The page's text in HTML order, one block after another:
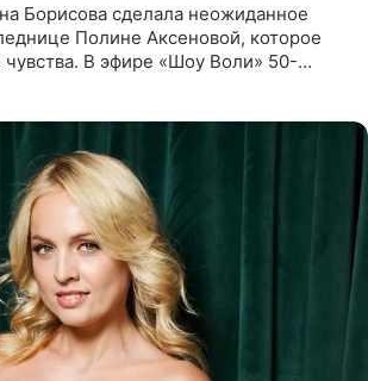
Борисова сделала неожиданное
Полине Аксеновой, которое
В эфире «Шоу Воли» 50-